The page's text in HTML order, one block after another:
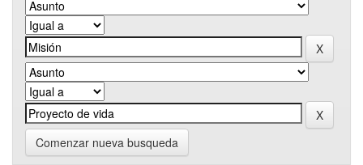
Comenzar nueva busqueda